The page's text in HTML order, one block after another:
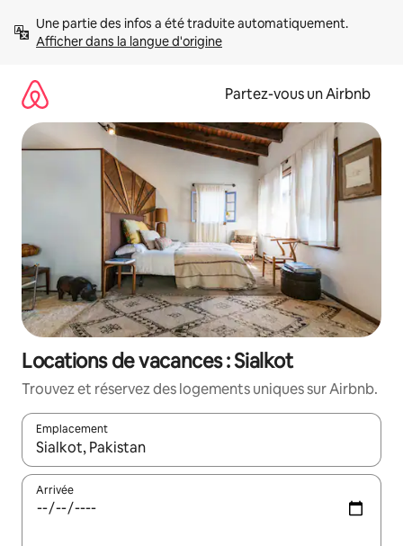
directement
Afficher dans la langue d'origine
Partez-vous un Airbnb
Locations de vacances : Sialkot
Trouvez et réservez des logements uniques sur Airbnb.
Emplacement
Quand les résultats sont affichés, parcourez-les en utilisant
Arrivée